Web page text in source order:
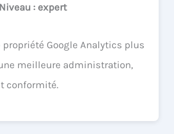
Niveau : expert
Google Analytics plus
meilleure administration,
conformité.